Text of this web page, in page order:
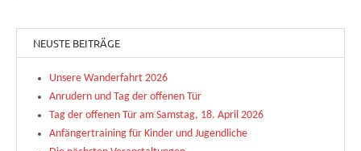
NEUSTE BEITRÄGE
Unsere Wanderfahrt 2026
Anrudern und Tag der offenen Tür
Tag der offenen Tür am Samstag, 18. April 2026
Anfängertraining für Kinder und Jugendliche